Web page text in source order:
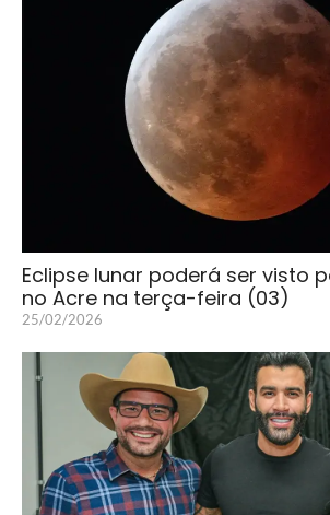
Eclipse lunar poderá ser visto
no Acre na terça-feira (03)
25/02/2026